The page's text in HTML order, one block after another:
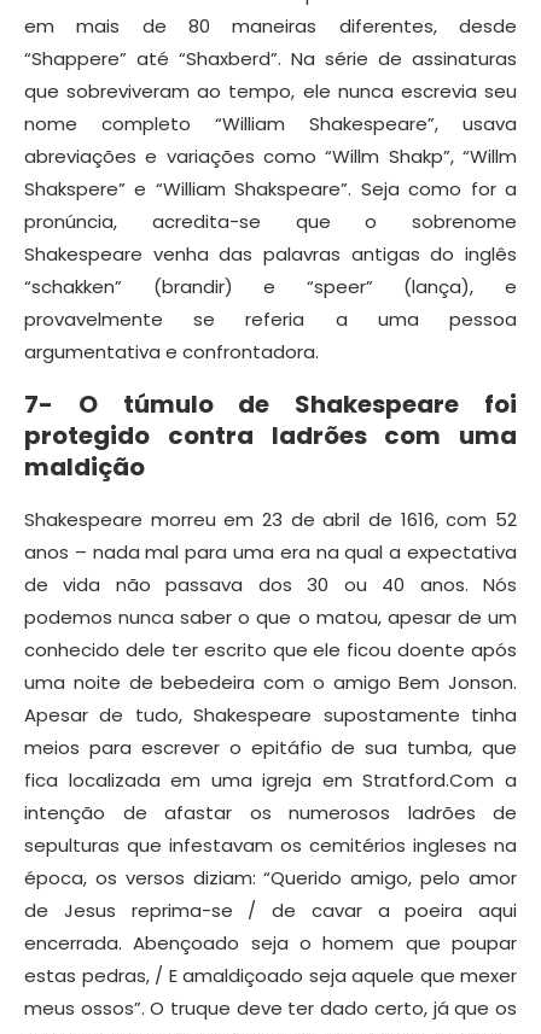
em mais de 80 maneiras diferentes, desde
“Shappere” até “Shaxberd”. Na série de assinaturas
que sobreviveram ao tempo, ele nunca escrevia seu
nome completo “William Shakespeare”, usava
abreviações e variações como “Willm Shakp”, “Willm
Shakspere” e “William Shakspeare”. Seja como for a
pronúncia, acredita-se que o sobrenome
Shakespeare venha das palavras antigas do inglês
“schakken” (brandir) e “speer” (lança), e
provavelmente se referia a uma pessoa
argumentativa e confrontadora.
7- O túmulo de Shakespeare foi
protegido contra ladrões com uma
maldição
Shakespeare morreu em 23 de abril de 1616, com 52
anos – nada mal para uma era na qual a expectativa
de vida não passava dos 30 ou 40 anos. Nós
podemos nunca saber o que o matou, apesar de um
conhecido dele ter escrito que ele ficou doente após
uma noite de bebedeira com o amigo Bem Jonson.
Apesar de tudo, Shakespeare supostamente tinha
meios para escrever o epitáfio de sua tumba, que
fica localizada em uma igreja em Stratford.Com a
intenção de afastar os numerosos ladrões de
sepulturas que infestavam os cemitérios ingleses na
época, os versos diziam: “Querido amigo, pelo amor
de Jesus reprima-se / de cavar a poeira aqui
encerrada. Abençoado seja o homem que poupar
estas pedras, / E amaldiçoado seja aquele que mexer
meus ossos”. O truque deve ter dado certo, já que os